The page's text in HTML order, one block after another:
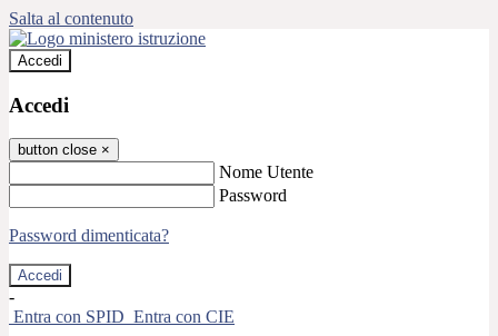
Salta al contenuto
Accedi
Accedi
button close ×
Nome Utente
Password
Password dimenticata?
-
Entra con SPID Entra con CIE